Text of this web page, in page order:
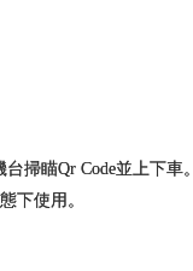
掃瞄Qr Code並上下車。
下使用。